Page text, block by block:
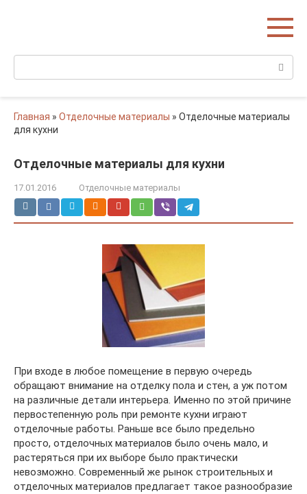
Поиск:
Главная » Отделочные материалы » Отделочные материалы
для кухни
Отделочные материалы для кухни
17.01.2016 Отделочные материалы
При входе в любое помещение в первую очередь
обращают внимание на отделку пола и стен, а уж потом
на различные детали интерьера. Именно по этой причине
первостепенную роль при ремонте кухни играют
отделочные работы. Раньше все было предельно
просто, отделочных материалов было очень мало, и
растеряться при их выборе было практически
невозможно. Современный же рынок строительных и
отделочных материалов предлагает такое разнообразие